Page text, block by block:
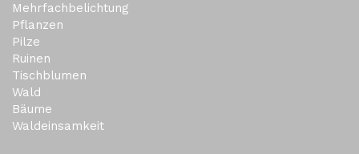
Mehrfachbelichtung
Pflanzen
Pilze
Ruinen
Tischblumen
Wald
Bäume
Waldeinsamkeit